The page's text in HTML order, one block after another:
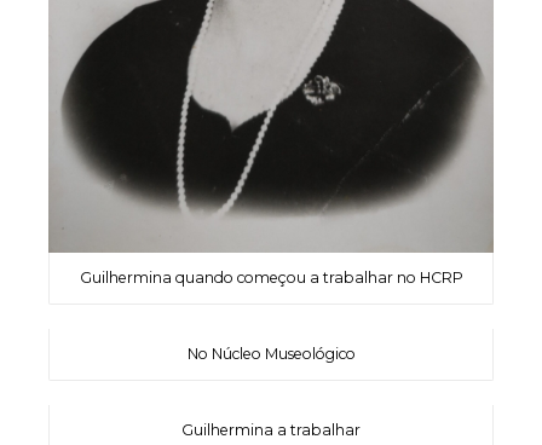
Guilhermina quando começou a trabalhar no HCRP
No Núcleo Museológico
Guilhermina a trabalhar